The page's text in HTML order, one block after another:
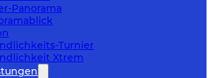
Panorama
Turnier
Xtrem